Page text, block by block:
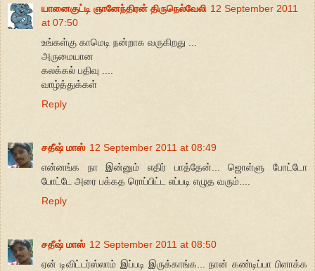
யானைகுட்டி ஞானேந்திரன் திருநெல்வேலி 12 September 2011
at 07:50
உங்கள்கு காமெடி நன்றாக வருகிறது ...
அருமையான
கலக்கல் பதிவு ....
வாழ்த்துக்கள்
Reply
சதீஷ் மாஸ் 12 September 2011 at 08:49
என்னங்க நா இன்னும் எதிர் பாத்தேன்... ஜொள்ளு போட்டோ
போட்டே அரை பக்கத ரொப்பிட்ட எப்படி எழுத வரும்....
Reply
சதீஷ் மாஸ் 12 September 2011 at 08:50
ஏன் டிவிட்டர்ஸ்லாம் இப்படி இருக்காங்க... நான் கண்டிப்பா பிளாக்க